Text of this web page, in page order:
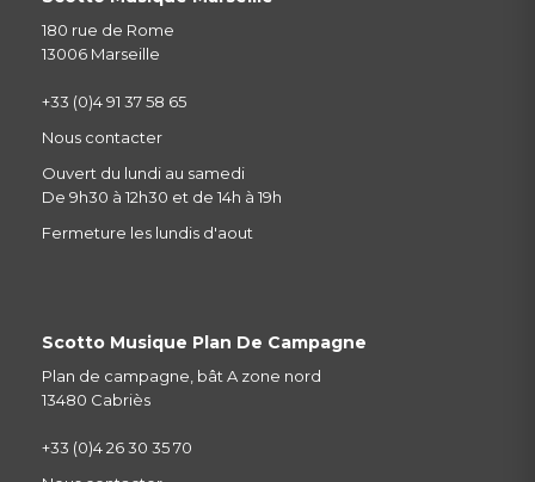
180 rue de Rome
13006 Marseille
+33 (0)4 91 37 58 65
Nous contacter
Ouvert du lundi au samedi
De 9h30 à 12h30 et de 14h à 19h
Fermeture les lundis d'aout
Scotto Musique Plan De Campagne
Plan de campagne, bât A zone nord
13480 Cabriès
+33 (0)4 26 30 35 70